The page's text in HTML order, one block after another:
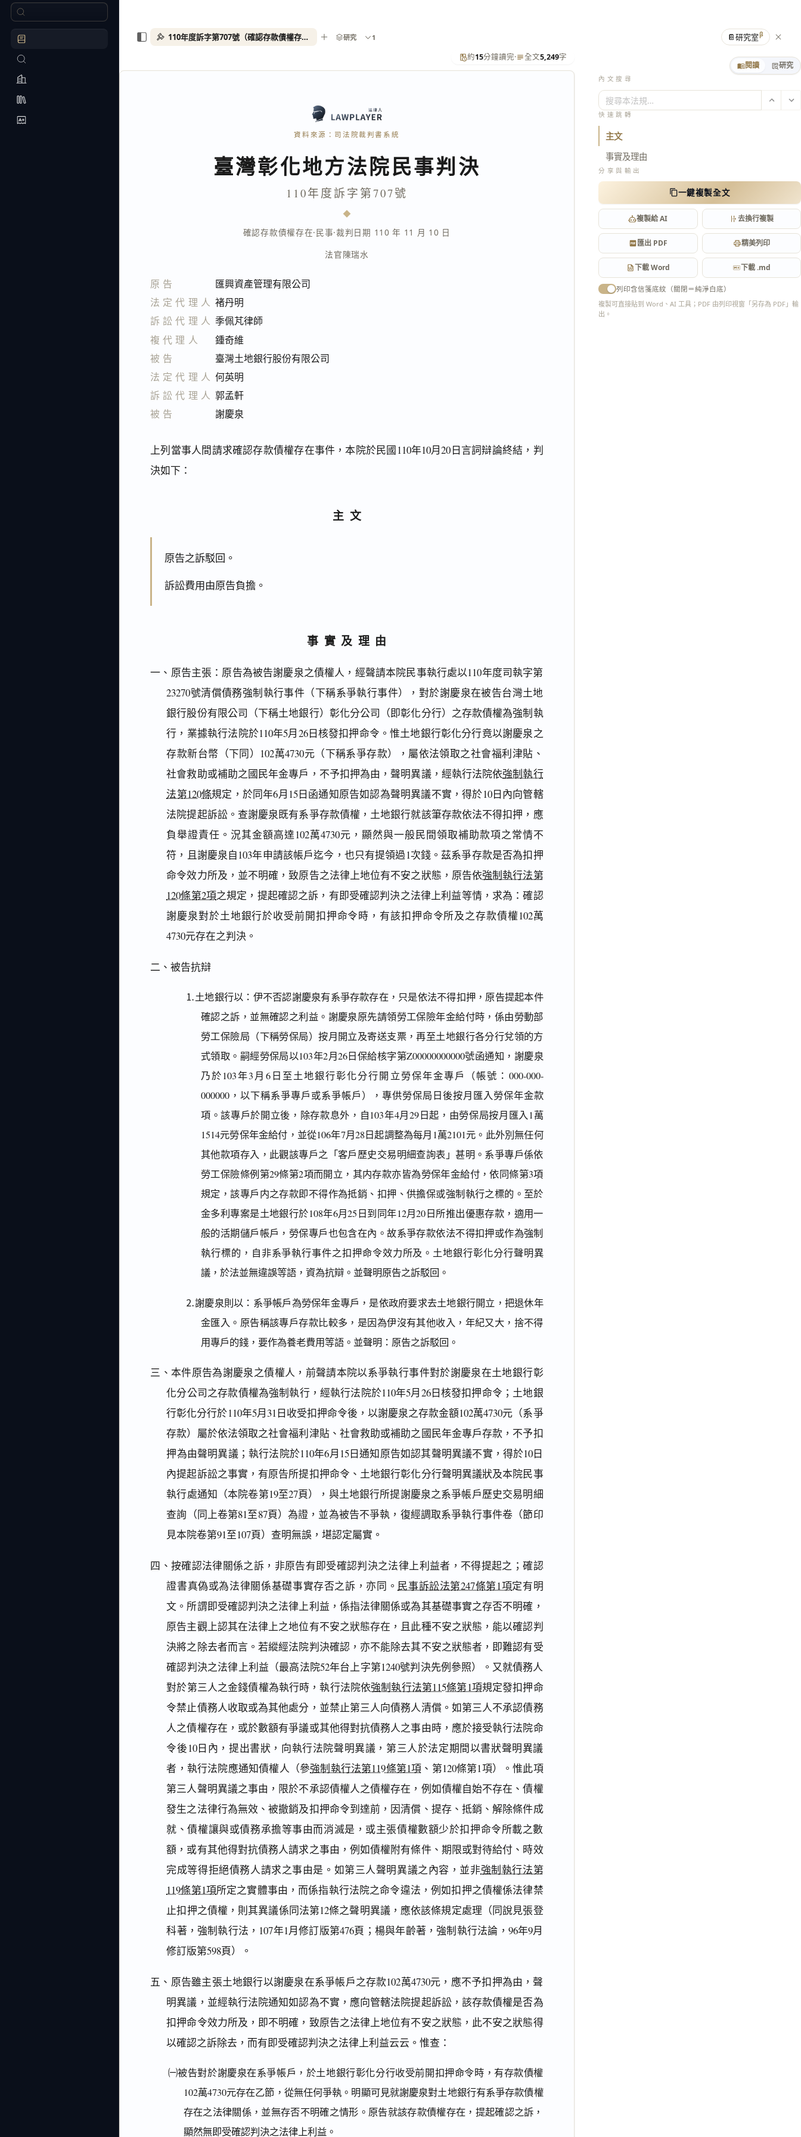
約15分鐘讀完· 全文5,249字
資料來源：司法院裁判書系統
臺灣彰化地方法院民事判決
110年度訴字第707號
確認存款債權存在·民事·裁判日期 110 年 11 月 10 日
法官陳瑞水
原告
匯興資產管理有限公司
法定代理人 褚丹明
訴訟代理人 季佩芃律師
複代理人
鍾奇維
被告
臺灣土地銀行股份有限公司
法定代理人 何英明
訴訟代理人 郭孟軒
被告
謝慶泉
上列當事人間請求確認存款債權存在事件，本院於民國110年10月20日言詞辯論終結，判
決如下：
主文
原告之訴駁回。
訴訟費用由原告負擔。
事實及理由
一、原告主張：原告為被告謝慶泉之債權人，經聲請本院民事執行處以110年度司執字第
23270號清償債務強制執行事件（下稱系爭執行事件），對於謝慶泉在被告台灣土地
銀行股份有限公司（下稱土地銀行）彰化分公司（即彰化分行）之存款債權為強制執
行，業據執行法院於110年5月26日核發扣押命令。惟土地銀行彰化分行竟以謝慶泉之
存款新台幣（下同）102萬4730元（下稱系爭存款），屬依法領取之社會福利津貼、
社會救助或補助之國民年金專戶，不予扣押為由，聲明異議，經執行法院依強制執行
法第120條規定，於同年6月15日函通知原告如認為聲明異議不實，得於10日內向管轄
法院提起訴訟。查謝慶泉既有系爭存款債權，土地銀行就該筆存款依法不得扣押，應
負舉證責任。況其金額高達102萬4730元，顯然與一般民間領取補助款項之常情不
符，且謝慶泉自103年申請該帳戶迄今，也只有提領過1次錢。茲系爭存款是否為扣押
命令效力所及，並不明確，致原告之法律上地位有不安之狀態，原告依強制執行法第
120條第2項之規定，提起確認之訴，有即受確認判決之法律上利益等情，求為：確認
謝慶泉對於土地銀行於收受前開扣押命令時，有該扣押命令所及之存款債權102萬
4730元存在之判決。
二、被告抗辯
⒈土地銀行以：伊不否認謝慶泉有系爭存款存在，只是依法不得扣押，原告提起本件
確認之訴，並無確認之利益。謝慶泉原先請領勞工保險年金給付時，係由勞動部
勞工保險局（下稱勞保局）按月開立及寄送支票，再至土地銀行各分行兌領的方
式領取。嗣經勞保局以103年2月26日保給核字第Z00000000000號函通知，謝慶泉
乃於103年3月6日至土地銀行彰化分行開立勞保年金專戶（帳號：000-000-
000000，以下稱系爭專戶或系爭帳戶），專供勞保局日後按月匯入勞保年金款
項。該專戶於開立後，除存款息外，自103年4月29日起，由勞保局按月匯入1萬
1514元勞保年金給付，並從106年7月28日起調整為每月1萬2101元。此外別無任何
其他款項存入，此觀該專戶之「客戶歷史交易明細查詢表」甚明。系爭專戶係依
勞工保險條例第29條第2項而開立，其内存款亦皆為勞保年金給付，依同條第3項
規定，該專戶内之存款即不得作為抵銷、扣押、供擔保或強制執行之標的。至於
金多利專案是土地銀行於108年6月25日到同年12月20日所推出優惠存款，適用一
般的活期儲戶帳戶，勞保專戶也包含在內。故系爭存款依法不得扣押或作為強制
執行標的，自非系爭執行事件之扣押命令效力所及。土地銀行彰化分行聲明異
議，於法並無違誤等語，資為抗辯。並聲明原告之訴駁回。
⒉謝慶泉則以：系爭帳戶為勞保年金專戶，是依政府要求去土地銀行開立，把退休年
金匯入。原告稱該專戶存款比較多，是因為伊沒有其他收入，年紀又大，捨不得
用專戶的錢，要作為養老費用等語。並聲明：原告之訴駁回。
三、本件原告為謝慶泉之債權人，前聲請本院以系爭執行事件對於謝慶泉在土地銀行彰
化分公司之存款債權為強制執行，經執行法院於110年5月26日核發扣押命令；土地銀
行彰化分行於110年5月31日收受扣押命令後，以謝慶泉之存款金額102萬4730元（系爭
存款）屬於依法領取之社會福利津貼、社會救助或補助之國民年金專戶存款，不予扣
押為由聲明異議；執行法院於110年6月15日通知原告如認其聲明異議不實，得於10日
內提起訴訟之事實，有原告所提扣押命令、土地銀行彰化分行聲明異議狀及本院民事
執行處通知（本院卷第19至27頁），與土地銀行所提謝慶泉之系爭帳戶歷史交易明細
查詢（同上卷第81至87頁）為證，並為被告不爭執，復經調取系爭執行事件卷（節印
見本院卷第91至107頁）查明無誤，堪認定屬實。
四、按確認法律關係之訴，非原告有即受確認判決之法律上利益者，不得提起之；確認
證書真偽或為法律關係基礎事實存否之訴，亦同。 民事訴訟法第247條第1項定有明
文。所謂即受確認判決之法律上利益，係指法律關係或為其基礎事實之存否不明確，
原告主觀上認其在法律上之地位有不安之狀態存在，且此種不安之狀態，能以確認判
決將之除去者而言。若縱經法院判決確認，亦不能除去其不安之狀態者，即難認有受
確認判決之法律上利益（最高法院52年台上字第1240號判決先例參照）。又就債務人
對於第三人之金錢債權為執行時，執行法院依強制執行法第115條第1項規定發扣押命
令禁止債務人收取或為其他處分，並禁止第三人向債務人清償。如第三人不承認債務
人之債權存在，或於數額有爭議或其他得對抗債務人之事由時，應於接受執行法院命
令後10日內，提出書狀，向執行法院聲明異議，第三人於法定期間以書狀聲明異議
者，執行法院應通知債權人（參強制執行法第119條第1項 、第120條第1項）。惟此項
第三人聲明異議之事由，限於不承認債權人之債權存在，例如債權自始不存在、債權
發生之法律行為無效、被撤銷及扣押命令到達前，因清償、提存、抵銷、解除條件成
就、債權讓與或債務承擔等事由而消滅是，或主張債權數額少於扣押命令所載之數
額，或有其他得對抗債務人請求之事由，例如債權附有條件、期限或對待給付、時效
完成等得拒絕債務人請求之事由是。如第三人聲明異議之內容，並非強制執行法第
119條第1項所定之實體事由，而係指執行法院之命令違法，例如扣押之債權係法律禁
止扣押之債權，則其異議係同法第12條之聲明異議，應依該條規定處理（同說見張登
科著，強制執行法，107年1月修訂版第476頁；楊與年齡著，強制執行法論，96年9月
修訂版第598頁）。
五、原告雖主張土地銀行以謝慶泉在系爭帳戶之存款102萬4730元，應不予扣押為由，聲
明異議，並經執行法院通知如認為不實，應向管轄法院提起訴訟，該存款債權是否為
扣押命令效力所及，即不明確，致原告之法律上地位有不安之狀態，此不安之狀態得
以確認之訴除去，而有即受確認判決之法律上利益云云。惟查：
㈠被告對於謝慶泉在系爭帳戶，於土地銀行彰化分行收受前開扣押命令時，有存款債權
102萬4730元存在乙節，從無任何爭執。明顯可見就謝慶泉對土地銀行有系爭存款債權
存在之法律關係，並無存否不明確之情形。原告就該存款債權存在，提起確認之訴，
顯然無即受確認判決之法律上利益。
閱讀 研究
內文搜尋
搜尋本法規…
快速跳轉
主文
事實及理由
分享與輸出
一鍵複製全文
複製給 AI 去換行複製
匯出 PDF 精美列印
下載 Word 下載 .md
列印含信箋底紋（關閉＝純淨白底）
複製可直接貼到 Word、AI 工具；PDF 由列印視窗「另存為 PDF」輸
出。
110年度訴字第707號（確認存款債權存在） 研究 1 📔研究室β